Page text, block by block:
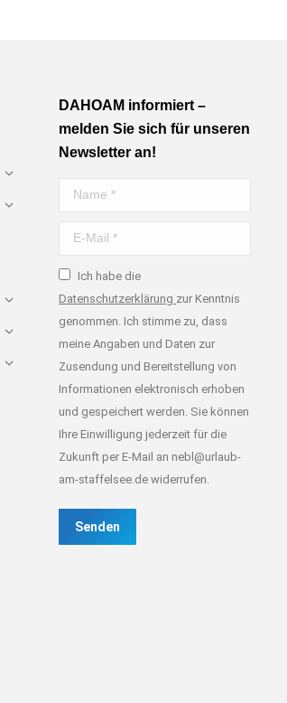
DAHOAM informiert –
melden Sie sich für unseren
Newsletter an!
Name *
E-Mail *
Ich habe die
Datenschutzerklärung zur Kenntnis
genommen. Ich stimme zu, dass
meine Angaben und Daten zur
Zusendung und Bereitstellung von
Informationen elektronisch erhoben
und gespeichert werden. Sie können
Ihre Einwilligung jederzeit für die
Zukunft per E-Mail an nebl@urlaub-
am-staffelsee.de widerrufen.
Senden